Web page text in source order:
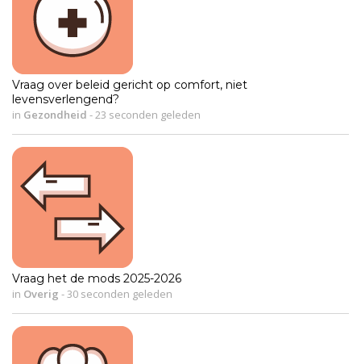
Vraag over beleid gericht op comfort, niet
levensverlengend?
in Gezondheid - 23 seconden geleden
Vraag het de mods 2025-2026
in Overig - 30 seconden geleden